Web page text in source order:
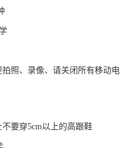
照、录像、请关闭所有移动电
要穿5cm以上的高跟鞋